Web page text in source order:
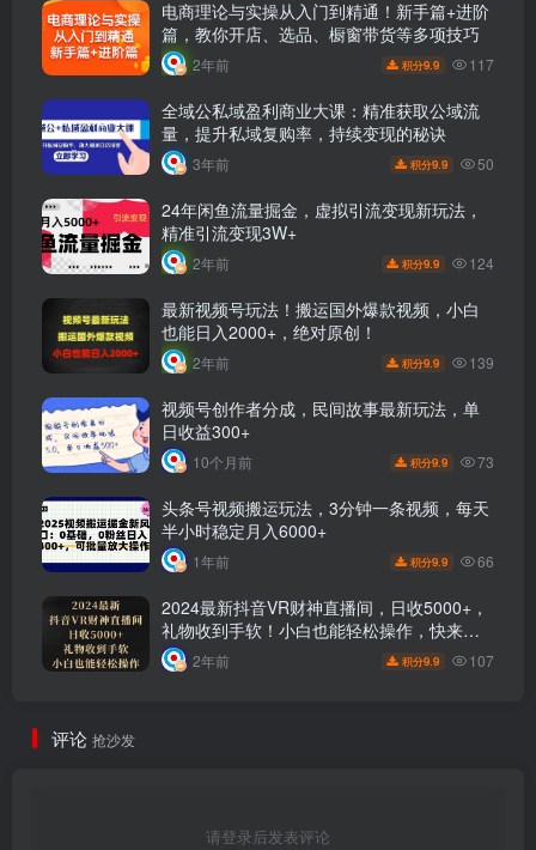
电商理论与实操从入门到精通！新手篇+进阶
篇，教你开店、选品、橱窗带货等多项技巧
2年前 积分9.9 117
全域公私域盈利商业大课：精准获取公域流
量，提升私域复购率，持续变现的秘诀
3年前 积分9.9 50
24年闲鱼流量掘金，虚拟引流变现新玩法，
精准引流变现3W+
2年前 积分9.9 124
最新视频号玩法！搬运国外爆款视频，小白
也能日入2000+，绝对原创！
2年前 积分9.9 139
视频号创作者分成，民间故事最新玩法，单
日收益300+
10个月前 积分9.9 73
头条号视频搬运玩法，3分钟一条视频，每天
半小时稳定月入6000+
1年前 积分9.9 66
2024最新抖音VR财神直播间，日收5000+，
礼物收到手软！小白也能轻松操作，快来体
验吧！2年前 积分9.9 107
评论 抢沙发
请登录后发表评论